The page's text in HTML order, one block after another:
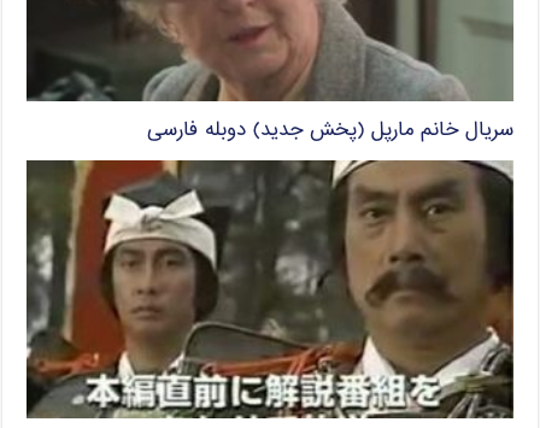
سریال خانم مارپل (پخش جدید) دوبله فارسی